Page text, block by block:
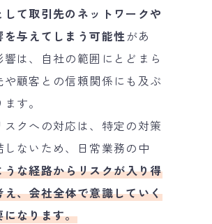
して取引先のネットワークや
を与えてしまう可能性があ
響は、自社の範囲にとどまら
や顧客との信頼関係にも及ぶ
す。
スクへの対応は、特定の対策
しないため、日常業務の中
うな経路からリスクが入り得
え、会社全体で意識していく
になります。